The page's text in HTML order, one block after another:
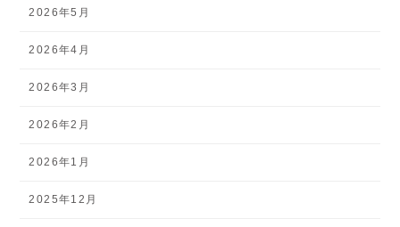
2026年5月
2026年4月
2026年3月
2026年2月
2026年1月
2025年12月